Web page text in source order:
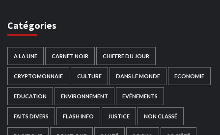
Catégories
A LA UNE CARNET NOIR CHIFFRE DU JOUR
CRYPTOMONNAIE CULTURE DANS LE MONDE ECONOMIE
EDUCATION ENVIRONNEMENT EVÉNEMENTS
FAITS DIVERS FLASH INFO JUSTICE NON CLASSÉ